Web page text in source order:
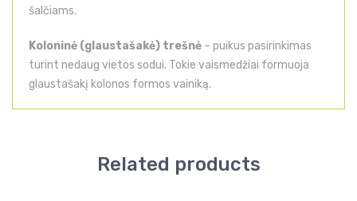
šalčiams.
Koloninė (glaustašakė) trešnė – puikus pasirinkimas
turint nedaug vietos sodui. Tokie vaismedžiai formuoja
glaustašakį kolonos formos vainiką.
Related products